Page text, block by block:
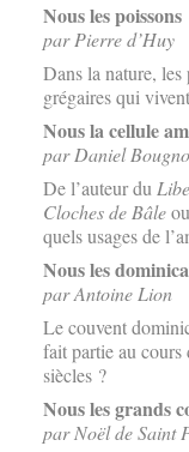
Nous les poissons
par Pierre d’Huy
Dans la nature,
grégaires qui
Nous la cellule
par Daniel
De l’auteur du
Cloches de Bâle
quels usages de
Nous les
par Antoine Lion
Le couvent
fait partie au cours
siècles ?
Nous les grands
par Noël de Saint